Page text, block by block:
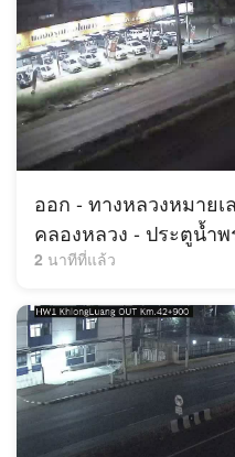
ออก - ทางหลวงหมายเ
คลองหลวง - ประตูน้ำ
2 นาทีที่แล้ว